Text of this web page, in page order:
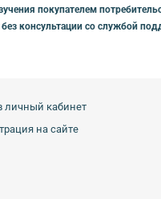
покупателем
консультации со службой
личный кабинет
на сайте